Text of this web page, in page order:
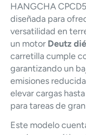
HANGCHA
diseñada para
versatilidad en
un motor Deutz
carretilla cumple
garantizando un
emisiones
elevar cargas
para tareas de
Este modelo